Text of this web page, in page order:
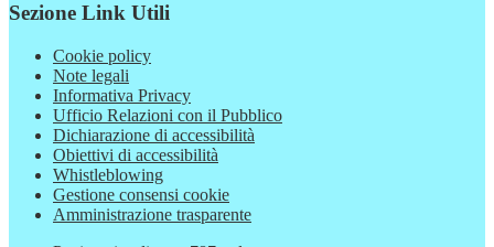
Sezione Link Utili
Cookie policy
Note legali
Informativa Privacy
Ufficio Relazioni con il Pubblico
Dichiarazione di accessibilità
Obiettivi di accessibilità
Whistleblowing
Gestione consensi cookie
Amministrazione trasparente